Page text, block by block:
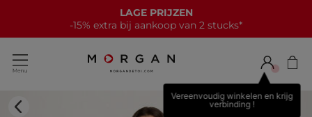
LAGE PRIJZEN
-15% extra bij aankoop van 2 stucks*
Vereenvoudig winkelen en krijg
verbinding !